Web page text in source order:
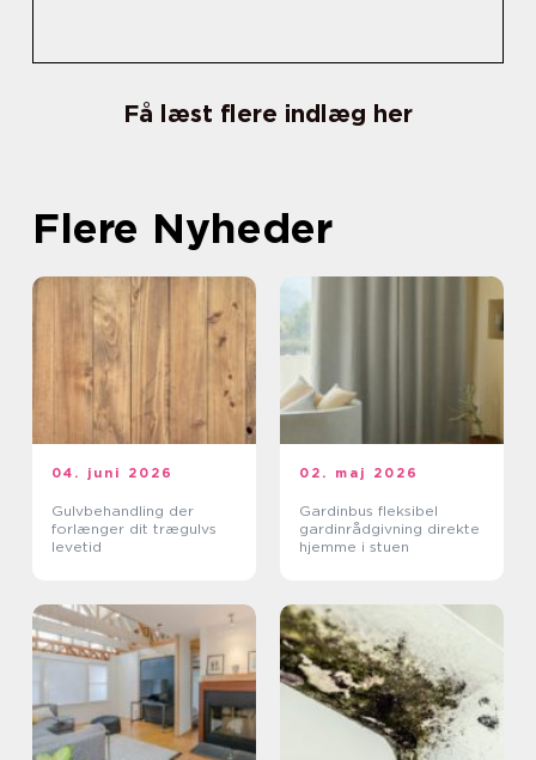
Få læst flere indlæg her
Flere Nyheder
04. juni 2026
Gulvbehandling der
forlænger dit trægulvs
levetid
02. maj 2026
Gardinbus fleksibel
gardinrådgivning direkte
hjemme i stuen